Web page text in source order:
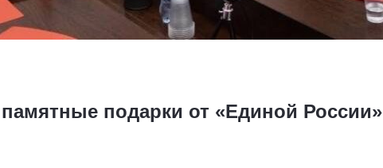
подарки от «Единой России»